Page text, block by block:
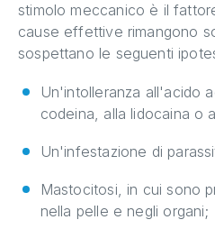
stimolo meccanico è il
cause effettive rimangono
sospettano le seguenti
Un'intolleranza all'acido
codeina, alla lidocaina o
Un'infestazione di
Mastocitosi, in cui sono
nella pelle e negli organi;